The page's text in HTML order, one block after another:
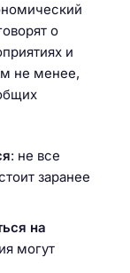
о
и
не менее,
: не все
заранее
на
могут